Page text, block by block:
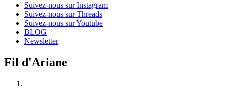
Suivez-nous sur Instagram
Suivez-nous sur Threads
Suivez-nous sur Youtube
BLOG
Newsletter
Fil d'Ariane